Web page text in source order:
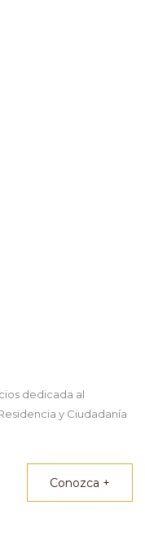
dedicada al
y Ciudadanía
Conozca +